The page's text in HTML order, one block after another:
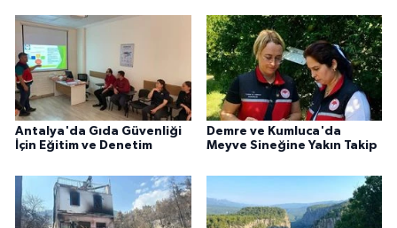
Antalya'da Gıda Güvenliği
İçin Eğitim ve Denetim
Demre ve Kumluca'da
Meyve Sineğine Yakın Takip